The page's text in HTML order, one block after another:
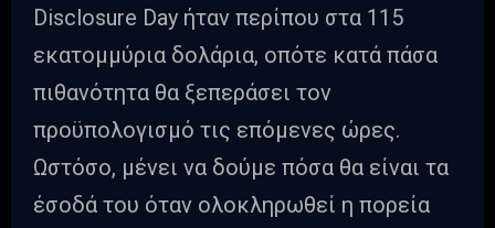
Disclosure Day ήταν περίπου στα 115
εκατομμύρια δολάρια, οπότε κατά πάσα
πιθανότητα θα ξεπεράσει τον
προϋπολογισμό τις επόμενες ώρες.
Ωστόσο, μένει να δούμε πόσα θα είναι τα
έσοδά του όταν ολοκληρωθεί η πορεία